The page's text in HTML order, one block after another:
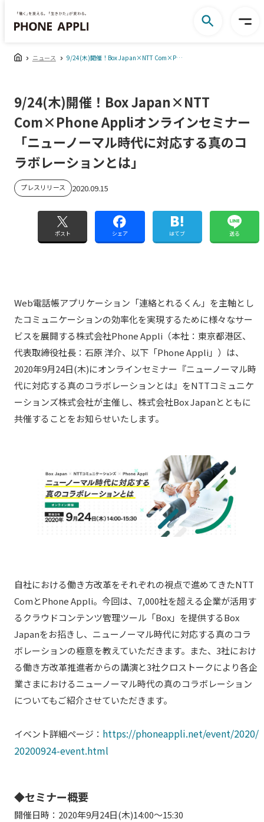
ニュース 9/24(木)開催！Box Japan×NTT Com×Phone Appliオンラインセミナー「ニューノーマル時代に対応する真のコラボレーションとは」
9/24(木)開催！Box Japan×NTT
Com×Phone Appliオンラインセミナー
「ニューノーマル時代に対応する真のコ
ラボレーションとは」
プレスリリース 2020.09.15
ポスト シェア はてブ 送る
Web電話帳アプリケーション「連絡とれるくん」を主軸とし
たコミュニケーションの効率化を実現するために様々なサー
ビスを展開する株式会社Phone Appli（本社：東京都港区、
代表取締役社長：石原 洋介、以下「Phone Appli」）は、
2020年9月24日(木)にオンラインセミナー『ニューノーマル時
代に対応する真のコラボレーションとは』をNTTコミュニケ
ーションズ株式会社が主催し、株式会社Box Japanとともに
共催することをお知らせいたします。
自社における働き方改革をそれぞれの視点で進めてきたNTT
ComとPhone Appli。今回は、7,000社を超える企業が活用す
るクラウドコンテンツ管理ツール「Box」を提供するBox
Japanをお招きし、ニューノーマル時代に対応する真のコラ
ボレーションの極意を教えていただきます。また、3社におけ
る働き方改革推進者からの講演と3社クロストークにより各企
業さまにおけるニューノーマル時代の真のコラボレーション
についてもご紹介させていただきます。
イベント詳細ページ： https://phoneappli.net/event/2020/
20200924-event.html
◆セミナー概要
開催日時：2020年9月24日(木)14:00～15:30